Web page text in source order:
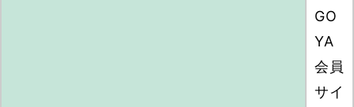
GO
YA
会員
サイ